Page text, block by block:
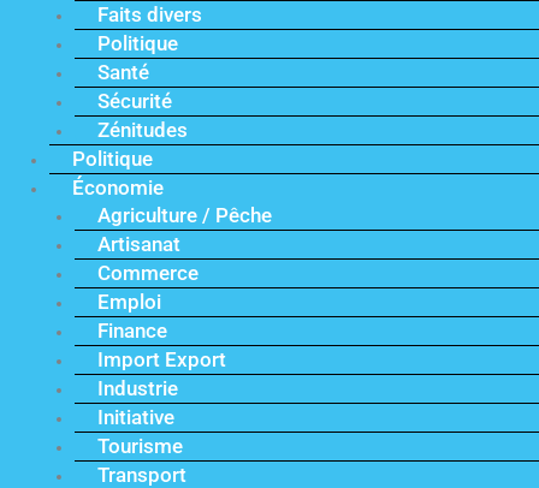
Faits divers
Politique
Santé
Sécurité
Zénitudes
Politique
Économie
Agriculture / Pêche
Artisanat
Commerce
Emploi
Finance
Import Export
Industrie
Initiative
Tourisme
Transport